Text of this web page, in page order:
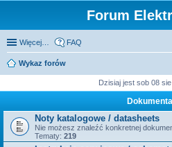
Forum
Więcej… FAQ
Wykaz forów
Dzisiaj jest sob 08
Noty katalogowe / datasheets
Nie możesz znaleźć konkretnej
Tematy: 219